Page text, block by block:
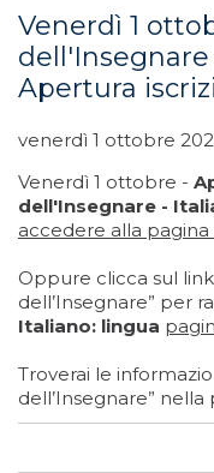
Venerdì 1
Apertura
venerdì 1 ottobre
Venerdì 1 ottobre -
dell'Insegnare -
accedere alla
Oppure clicca sul
dell’Insegnare” per
Italiano: lingua
Troverai le
dell’Insegnare” nella